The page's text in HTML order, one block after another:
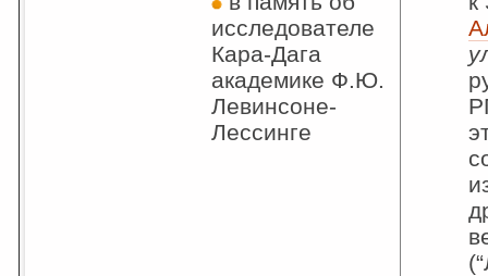
исследователе
Кара-Дага
академике Ф.Ю.
Левинсоне-
Лессинге